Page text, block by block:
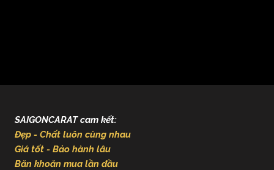
SAIGONCARAT cam kết:
Đẹp - Chất luôn cùng nhau
Giá tốt - Bảo hành lâu
Băn khoăn mua lần đầu